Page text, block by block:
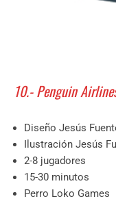
10.- Penguin
Diseño Jesús
Ilustración Jesús
2-8 jugadores
15-30 minutos
Perro Loko Games